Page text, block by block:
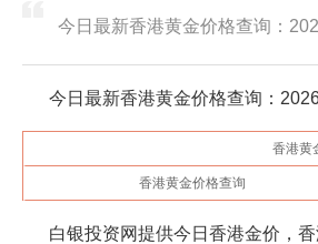
今日最新香港黄金价格查询：
今日最新香港黄金价格查询：
香港黄
香港黄金价格查询
白银投资网提供今日香港金价，